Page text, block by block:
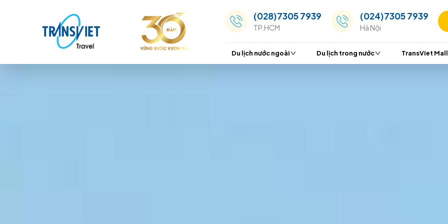
(028)7305 7939
Hà Nội
Du lịch nước ngoài Du lịch trong nước